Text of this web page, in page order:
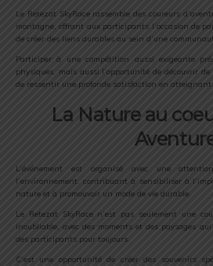
Le Retezat SkyRace rassemble des coureurs
montagne, offrant aux participants l’occasion de
de créer des liens durables au sein d’une
Participer à une compétition aussi exigeante
physiques, mais aussi l’opportunité de découvrir
de ressentir une profonde satisfaction en
La Nature au
L’événement est organisé avec une
l’environnement, contribuant à sensibiliser à
nature et à promouvoir un mode de vie durable.
Le Retezat SkyRace n’est pas seulement une
inoubliable, avec des moments et des paysages
des participants pour toujours.
C’est une opportunité de créer des souvenirs